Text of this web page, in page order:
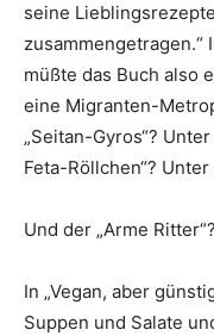
seine
müßte das Buch also
eine Migranten-
„Seitan-Gyros“?
Feta-Röllchen“?
Und der „Arme
In „Vegan, aber
Suppen und Salate